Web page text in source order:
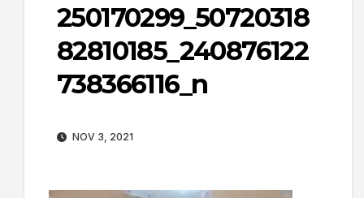
250170299_50720318
82810185_240876122
738366116_n
NOV 3, 2021